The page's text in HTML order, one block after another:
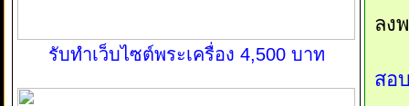
รับทำเว็บไซต์พระเครื่อง 4,500 บาท
ลง
สอ